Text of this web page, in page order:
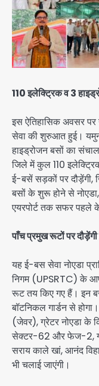
110 इलेक्ट्रिक व 3
इस ऐतिहासिक अवसर पर
सेवा की शुरुआत हुई।
हाइड्रोजन बसों का
जिले में कुल 110
ई-बसें सड़कों पर दौड़ेंगी,
बसों के शुरू होने से नोएडा,
एयरपोर्ट तक सफर पहले
पाँच प्रमुख रूटों पर
यह ई-बस सेवा नोएडा
निगम (UPSRTC) के
रूट तय किए गए हैं। इन
बॉटनिकल गार्डन से
(जेवर), ग्रेटर नोएडा के
सेक्टर-62 और फेज-2,
सराय काले खां, आनंद
भी चलाई जाएंगी।